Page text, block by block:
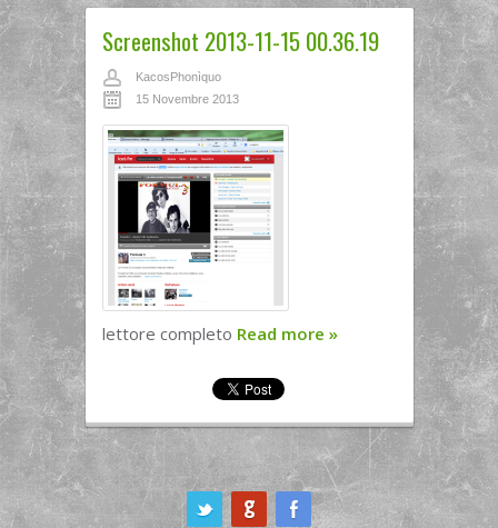
Screenshot 2013-11-15 00.36.19
KacosPhonìquo
15 Novembre 2013
lettore completo Read more »